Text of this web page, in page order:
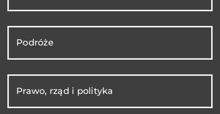
Podróże
Prawo, rząd i polityka